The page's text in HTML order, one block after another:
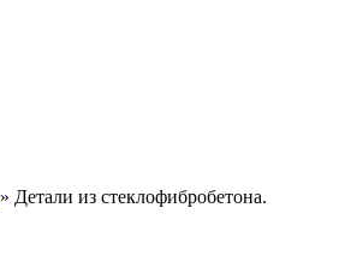
» Детали из стеклофибробетона.